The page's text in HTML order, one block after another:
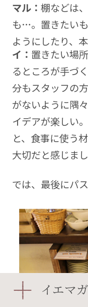
マル： 棚などは
も…。置きたい
ようにしたり、
イ： 置きたい場
るところが手づ
分もスタッフの
がないように隅
イデアが楽しい
と、食事に使う
大切だと感じまし
では、最後にパ
イエマ